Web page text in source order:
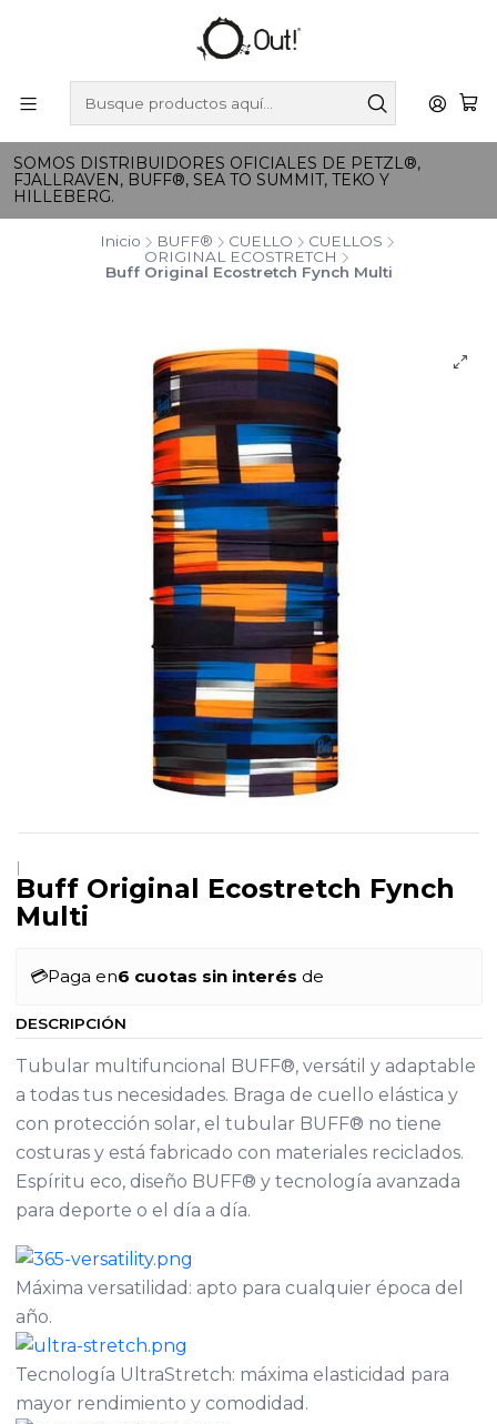
SOMOS DISTRIBUIDORES OFICIALES DE PETZL®,
FJALLRAVEN, BUFF®, SEA TO SUMMIT, TEKO Y
HILLEBERG.
Inicio BUFF® CUELLO
CUELLOS
ORIGINAL ECOSTRETCH
Buff Original Ecostretch Fynch Multi
|
Buff Original Ecostretch Fynch
Multi
💳Paga en6 cuotas sin interés de
DESCRIPCIÓN
Tubular multifuncional BUFF®, versátil y adaptable
a todas tus necesidades. Braga de cuello elástica y
con protección solar, el tubular BUFF® no tiene
costuras y está fabricado con materiales reciclados.
Espíritu eco, diseño BUFF® y tecnología avanzada
para deporte o el día a día.
Máxima versatilidad: apto para cualquier época del
año.
Tecnología UltraStretch: máxima elasticidad para
mayor rendimiento y comodidad.